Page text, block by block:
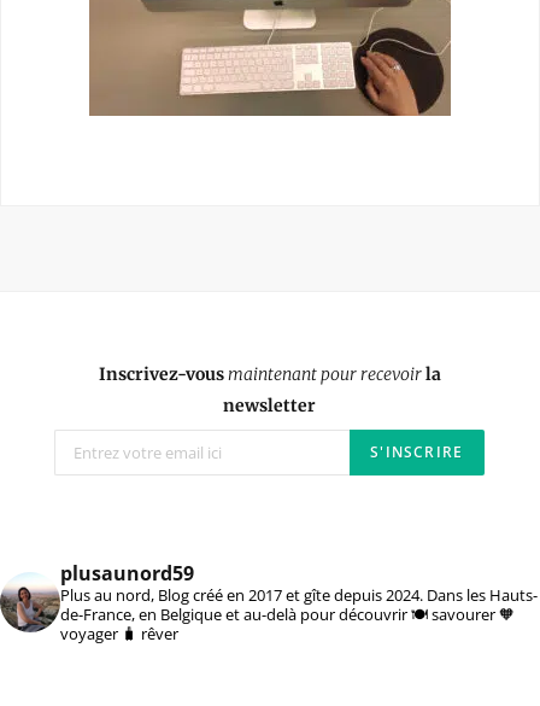
Inscrivez-vousmaintenant pour recevoirla
newsletter
plusaunord59
Plus au nord, Blog créé en 2017 et gîte depuis 2024. Dans les Hauts-
de-France, en Belgique et au-delà pour découvrir 🍽️ savourer 🧡
voyager 🧳 rêver